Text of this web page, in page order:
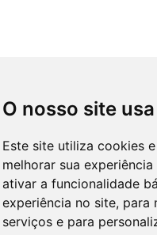
O nosso site
Este site utiliza cookies
melhorar sua
ativar a funcionalidade
experiência no site, para
serviços e para